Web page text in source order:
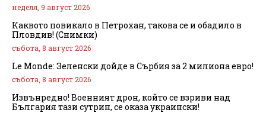
неделя, 9 август 2026
Каквото повикало в Петрохан, такова се и обадило в
Пловдив! (Снимки)
събота, 8 август 2026
Le Monde: Зеленски дойде в Сърбия за 2 милиона евро!
събота, 8 август 2026
Извънредно! Военният дрон, който се взриви над
България тази сутрин, се оказа украински!